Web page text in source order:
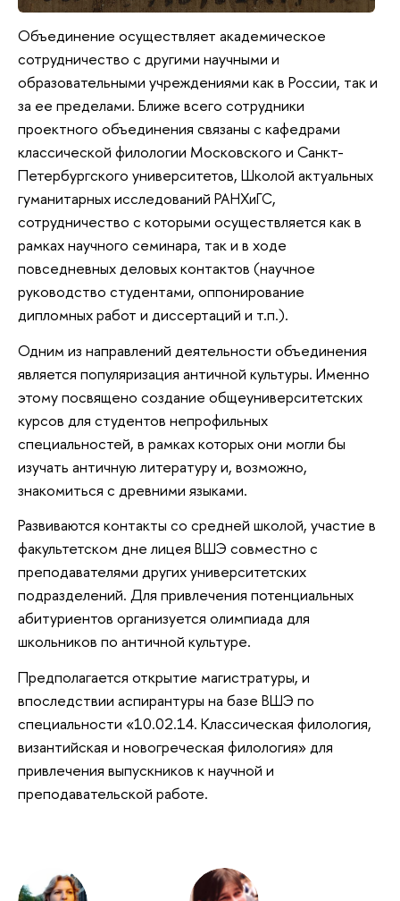
Объединение осуществляет академическое
сотрудничество с другими научными и
образовательными учреждениями как в России, так и
за ее пределами. Ближе всего сотрудники
проектного объединения связаны с кафедрами
классической филологии Московского и Санкт-
Петербургского университетов, Школой актуальных
гуманитарных исследований РАНХиГС,
сотрудничество с которыми осуществляется как в
рамках научного семинара, так и в ходе
повседневных деловых контактов (научное
руководство студентами, оппонирование
дипломных работ и диссертаций и т.п.).
Одним из направлений деятельности объединения
является популяризация античной культуры. Именно
этому посвящено создание общеуниверситетских
курсов для студентов непрофильных
специальностей, в рамках которых они могли бы
изучать античную литературу и, возможно,
знакомиться с древними языками.
Развиваются контакты со средней школой, участие в
факультетском дне лицея ВШЭ совместно с
преподавателями других университетских
подразделений. Для привлечения потенциальных
абитуриентов организуется олимпиада для
школьников по античной культуре.
Предполагается открытие магистратуры, и
впоследствии аспирантуры на базе ВШЭ по
специальности «10.02.14. Классическая филология,
византийская и новогреческая филология» для
привлечения выпускников к научной и
преподавательской работе.